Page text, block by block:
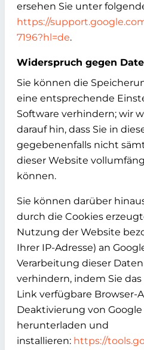
ersehen Sie unter
https://
7196?hl=de.
Widerspruch gegen
Sie können die
eine entsprechende
Software verhindern; wir
darauf hin, dass Sie in
gegebenenfalls nicht
dieser Website
können.
Sie können darüber
durch die Cookies
Nutzung der Website
Ihrer IP-Adresse) an
Verarbeitung dieser
verhindern, indem Sie
Link verfügbare Browser-
Deaktivierung von
herunterladen und
installieren: https://